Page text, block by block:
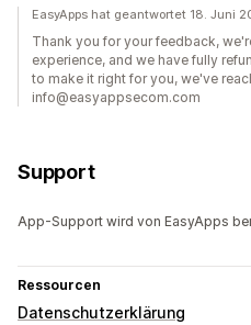
EasyApps hat geantwortet 18. Juni
Thank you for your feedback,
experience, and we have fully
to make it right for you, we've
info@easyappsecom.com
Support
App-Support wird von EasyApps
Ressourcen
Datenschutzerklärung